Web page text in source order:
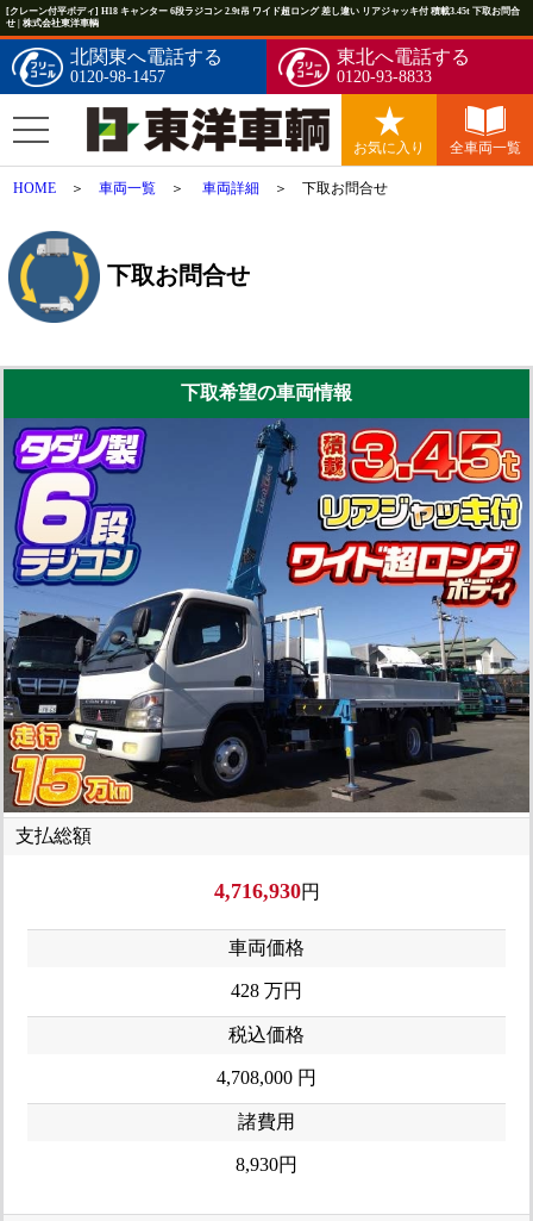
[クレーン付平ボディ] H18 キャンター 6段ラジコン 2.9t吊 ワイド超ロング 差し違い リアジャッキ付 積載3.45t 下取お問合
せ | 株式会社東洋車輌
北関東へ電話する
0120-98-1457
東北へ電話する
0120-93-8833
お気に入り 全車両一覧
HOME ＞車両一覧 ＞車両詳細 ＞ 下取お問合せ
下取お問合せ
下取希望の車両情報
支払総額
4,716,930円
車両価格
428 万円
税込価格
4,708,000 円
諸費用
8,930円